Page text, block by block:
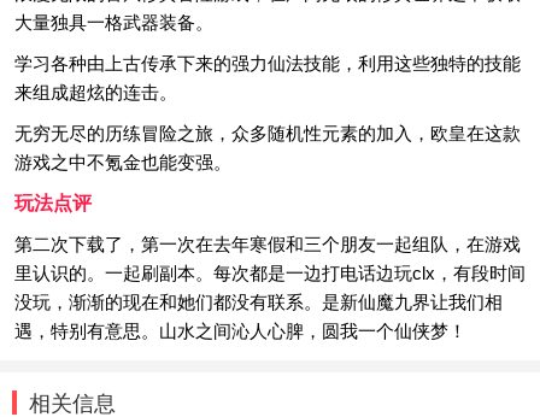
大量独具一格武器装备。
学习各种由上古传承下来的强力仙法技能，利用这些独特的技能
来组成超炫的连击。
无穷无尽的历练冒险之旅，众多随机性元素的加入，欧皇在这款
游戏之中不氪金也能变强。
玩法点评
第二次下载了，第一次在去年寒假和三个朋友一起组队，在游戏
里认识的。一起刷副本。每次都是一边打电话边玩clx，有段时间
没玩，渐渐的现在和她们都没有联系。是新仙魔九界让我们相
遇，特别有意思。山水之间沁人心脾，圆我一个仙侠梦！
相关信息